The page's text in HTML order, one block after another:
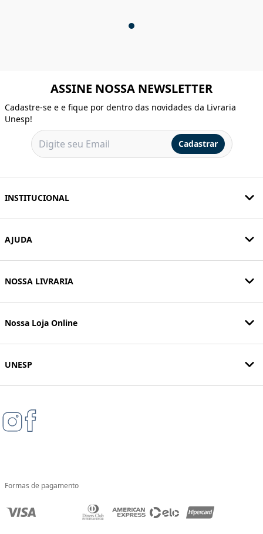
ASSINE NOSSA NEWSLETTER
Cadastre-se e e fique por dentro das novidades da Livraria
Unesp!
Cadastrar
INSTITUCIONAL
AJUDA
NOSSA LIVRARIA
Nossa Loja Online
UNESP
Formas de pagamento